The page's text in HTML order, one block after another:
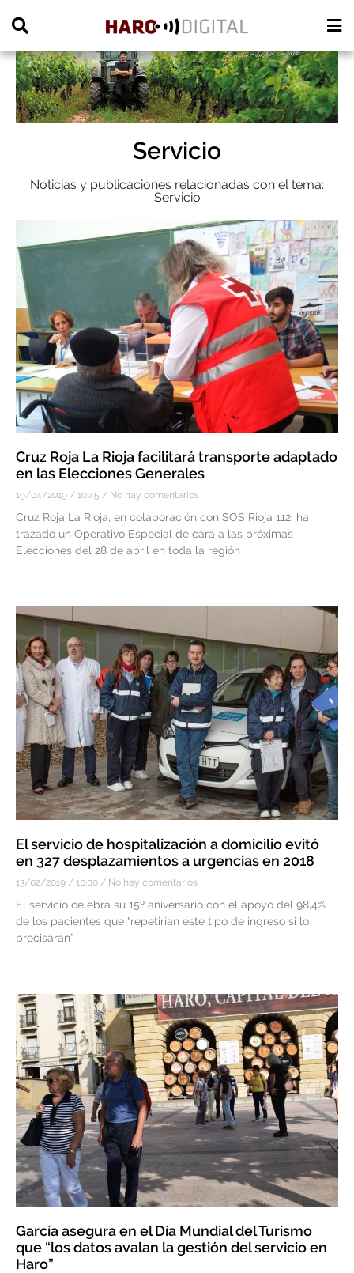
Servicio
Noticias y publicaciones relacionadas con el tema:
Servicio
Cruz Roja La Rioja facilitará transporte adaptado
en las Elecciones Generales
19/04/2019 10:45 No hay comentarios
Cruz Roja La Rioja, en colaboración con SOS Rioja 112, ha
trazado un Operativo Especial de cara a las próximas
Elecciones del 28 de abril en toda la región
El servicio de hospitalización a domicilio evitó
en 327 desplazamientos a urgencias en 2018
13/02/2019 10:00 No hay comentarios
El servicio celebra su 15º aniversario con el apoyo del 98,4%
de los pacientes que “repetirían este tipo de ingreso si lo
precisaran”
García asegura en el Día Mundial del Turismo
que “los datos avalan la gestión del servicio en
Haro”